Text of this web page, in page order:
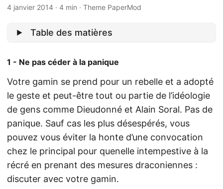
4 janvier 2014 · 4 min · Theme PaperMod
Table des matières
1 - Ne pas céder à la panique
Votre gamin se prend pour un rebelle et a adopté
le geste et peut-être tout ou partie de l’idéologie
de gens comme Dieudonné et Alain Soral. Pas de
panique. Sauf cas les plus désespérés, vous
pouvez vous éviter la honte d’une convocation
chez le principal pour quenelle intempestive à la
récré en prenant des mesures draconiennes :
discuter avec votre gamin.